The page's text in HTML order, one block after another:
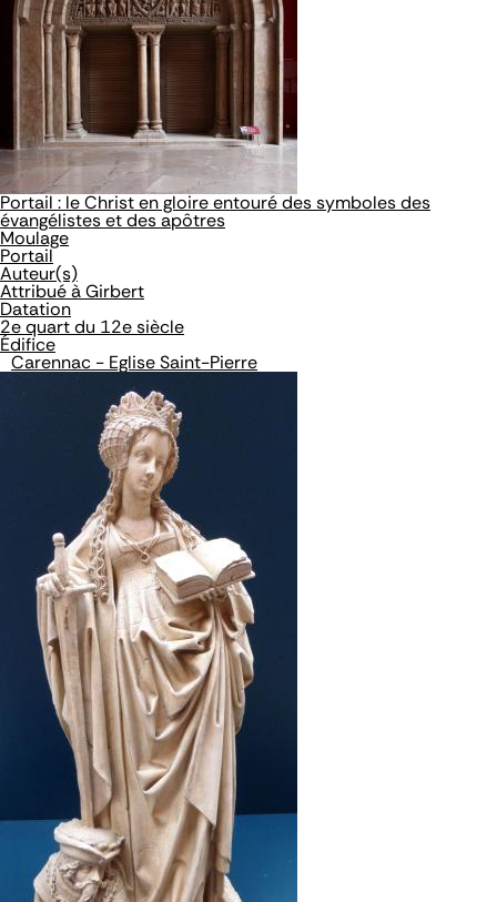
Portail : le Christ en gloire entouré des symboles des
évangélistes et des apôtres
Moulage
Portail
Auteur(s)
Attribué à Girbert
Datation
2e quart du 12e siècle
Édifice
Carennac - Eglise Saint-Pierre